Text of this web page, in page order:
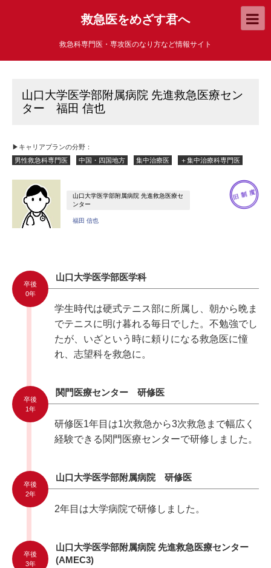
救急医をめざす君へ
救急科専門医・専攻医のなり方など情報サイト
山口大学医学部附属病院 先進救急医療セン
ター 福田 信也
▶キャリアプランの分野：
男性救急科専門医
中国・四国地方 集中治療医 ＋集中治療科専門医
山口大学医学部附属病院 先進救急医療セ
ンター
福田 信也
卒後
0年
山口大学医学部医学科
学生時代は硬式テニス部に所属し、朝から晩ま
でテニスに明け暮れる毎日でした。不勉強でし
たが、いざという時に頼りになる救急医に憧
れ、志望科を救急に。
卒後
1年
関門医療センター 研修医
研修医1年目は1次救急から3次救急まで幅広く
経験できる関門医療センターで研修しました。
卒後
2年
山口大学医学部附属病院 研修医
2年目は大学病院で研修しました。
卒後
3年
山口大学医学部附属病院 先進救急医療センター
(AMEC3)